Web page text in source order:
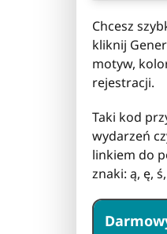
Chcesz
kliknij
motyw,
rejestracji.
Taki kod
wydarzeń
linkiem do
znaki: ą, ę,